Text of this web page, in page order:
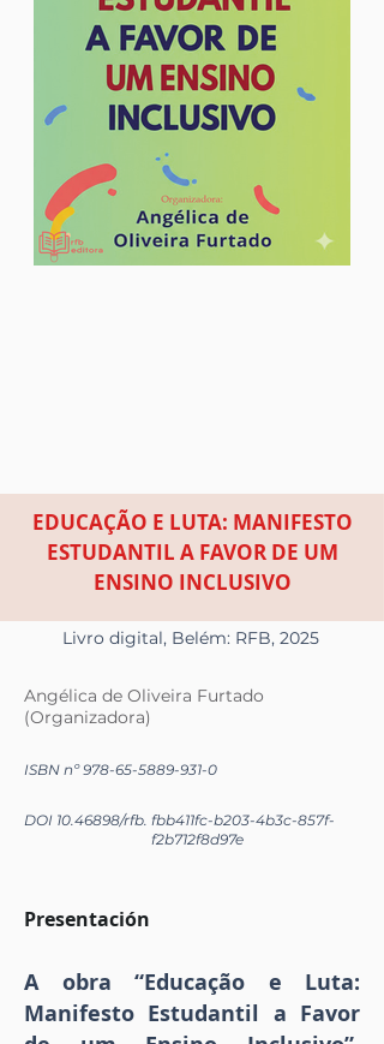
EDUCAÇÃO E LUTA: MANIFESTO
ESTUDANTIL A FAVOR DE UM
ENSINO INCLUSIVO
Livro digital, Belém: RFB, 2025
Angélica de Oliveira Furtado
(Organizadora)
ISBN nº978-65-5889-931-0
DOI 10.46898/rfb. fbb411fc-b203-4b3c-857f-
f2b712f8d97e
Presentación
A obra “Educação e Luta:
Manifesto Estudantil a Favor